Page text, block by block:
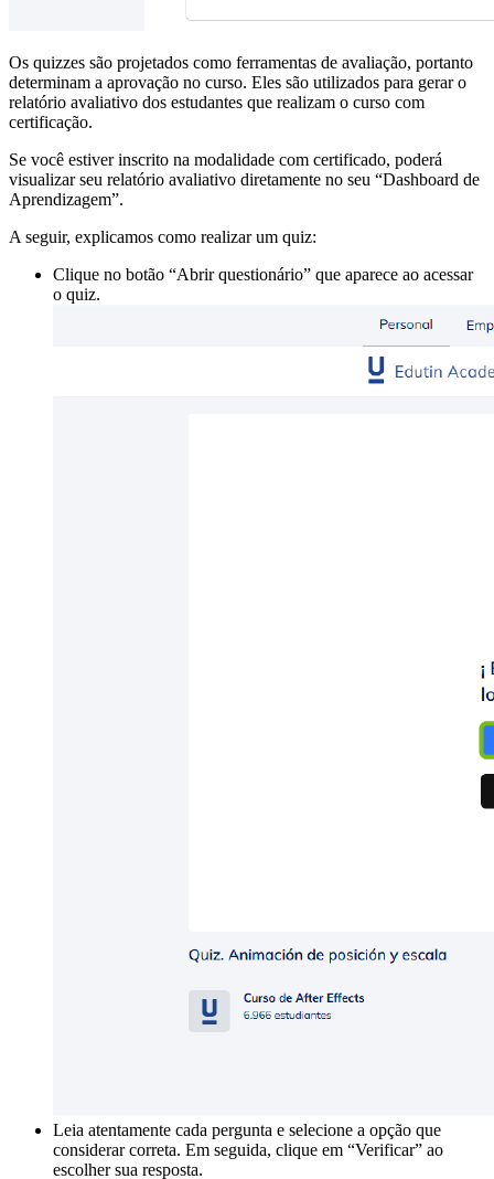
Os quizzes são projetados como ferramentas de avaliação, portanto
determinam a aprovação no curso. Eles são utilizados para gerar o
relatório avaliativo dos estudantes que realizam o curso com
certificação.
Se você estiver inscrito na modalidade com certificado, poderá
visualizar seu relatório avaliativo diretamente no seu “Dashboard de
Aprendizagem”.
A seguir, explicamos como realizar um quiz:
Clique no botão “Abrir questionário” que aparece ao acessar
o quiz.
Leia atentamente cada pergunta e selecione a opção que
considerar correta. Em seguida, clique em “Verificar” ao
escolher sua resposta.